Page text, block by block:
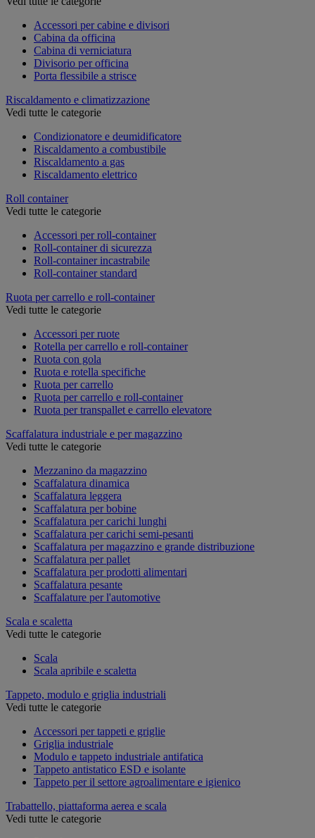
Accessori per cabine e divisori
Cabina da officina
Cabina di verniciatura
Divisorio per officina
Porta flessibile a strisce
Riscaldamento e climatizzazione
Vedi tutte le categorie
Condizionatore e deumidificatore
Riscaldamento a combustibile
Riscaldamento a gas
Riscaldamento elettrico
Roll container
Vedi tutte le categorie
Accessori per roll-container
Roll-container di sicurezza
Roll-container incastrabile
Roll-container standard
Ruota per carrello e roll-container
Vedi tutte le categorie
Accessori per ruote
Rotella per carrello e roll-container
Ruota con gola
Ruota e rotella specifiche
Ruota per carrello
Ruota per carrello e roll-container
Ruota per transpallet e carrello elevatore
Scaffalatura industriale e per magazzino
Vedi tutte le categorie
Mezzanino da magazzino
Scaffalatura dinamica
Scaffalatura leggera
Scaffalatura per bobine
Scaffalatura per carichi lunghi
Scaffalatura per carichi semi-pesanti
Scaffalatura per magazzino e grande distribuzione
Scaffalatura per pallet
Scaffalatura per prodotti alimentari
Scaffalatura pesante
Scaffalature per l'automotive
Scala e scaletta
Vedi tutte le categorie
Scala
Scala apribile e scaletta
Tappeto, modulo e griglia industriali
Vedi tutte le categorie
Accessori per tappeti e griglie
Griglia industriale
Modulo e tappeto industriale antifatica
Tappeto antistatico ESD e isolante
Tappeto per il settore agroalimentare e igienico
Trabattello, piattaforma aerea e scala
Vedi tutte le categorie